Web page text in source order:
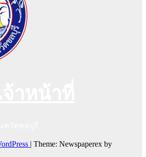
| Theme: Newspaperex by